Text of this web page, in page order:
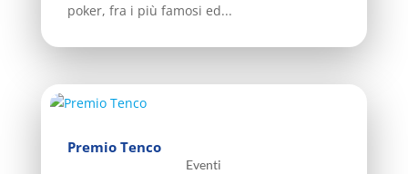
poker, fra i più famosi ed...
Premio Tenco
Eventi